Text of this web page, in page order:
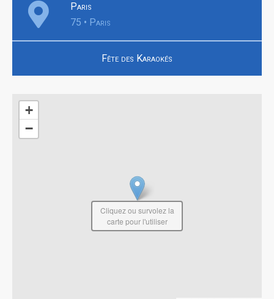
Paris
75 • Paris
Fête des Karaokés
+
−
Cliquez ou survolez la
carte pour l'utiliser